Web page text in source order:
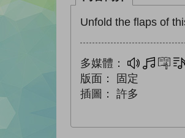
Unfold the flaps of
多媒體： 多媒體
互
版面：
固定
插圖：
許多